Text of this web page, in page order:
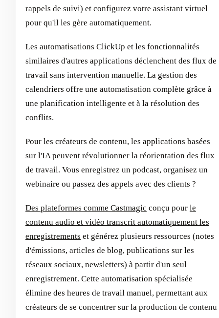
rappels de suivi) et configurez votre assistant virtuel
pour qu'il les gère automatiquement.
Les automatisations ClickUp et les fonctionnalités
similaires d'autres applications déclenchent des flux de
travail sans intervention manuelle. La gestion des
calendriers offre une automatisation complète grâce à
une planification intelligente et à la résolution des
conflits.
Pour les créateurs de contenu, les applications basées
sur l'IA peuvent révolutionner la réorientation des flux
de travail. Vous enregistrez un podcast, organisez un
webinaire ou passez des appels avec des clients ?
Des plateformes comme Castmagic conçu pour le
contenu audio et vidéo transcrit automatiquement les
enregistrements et générez plusieurs ressources (notes
d'émissions, articles de blog, publications sur les
réseaux sociaux, newsletters) à partir d'un seul
enregistrement. Cette automatisation spécialisée
élimine des heures de travail manuel, permettant aux
créateurs de se concentrer sur la production de contenu